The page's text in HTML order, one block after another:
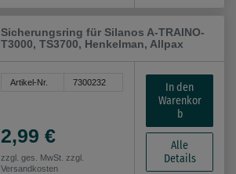
Sicherungsring für Silanos A-TRAINO-
T3000, TS3700, Henkelman, Allpax
Artikel-Nr. 7300232
2,99 €
zzgl. ges. MwSt. zzgl.
Versandkosten
In den
Warenkor
b
Alle
Details